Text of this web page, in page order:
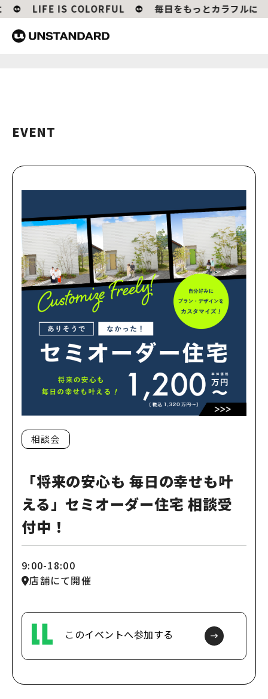
LIFE IS COLORFUL 毎日をもっとカラフルに
EVENT
相談会
「将来の安心も 毎日の幸せも叶
える」セミオーダー住宅 相談受
付中！
9:00-18:00
店舗にて開催
このイベントへ参加する